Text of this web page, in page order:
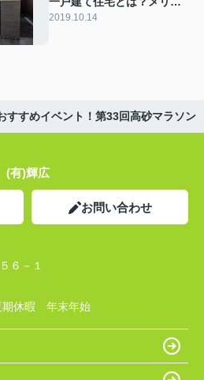
ト・デメリットをご紹介
2019.10.14
すすめイベント！第33回高砂マラソン
(有)輝広
お問い合わせ
６－１
期休暇 年末年始